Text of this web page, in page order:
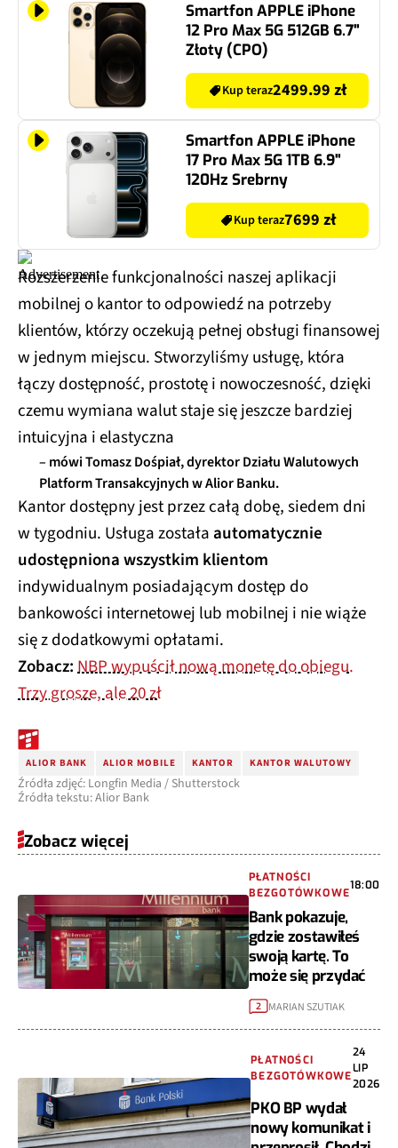
Smartfon APPLE iPhone
12 Pro Max 5G 512GB 6.7"
Złoty (CPO)
Kup teraz2499.99 zł
Smartfon APPLE iPhone
17 Pro Max 5G 1TB 6.9"
120Hz Srebrny
Kup teraz7699 zł
Rozszerzenie funkcjonalności naszej aplikacji
mobilnej o kantor to odpowiedź na potrzeby
klientów, którzy oczekują pełnej obsługi finansowej
w jednym miejscu. Stworzyliśmy usługę, która
łączy dostępność, prostotę i nowoczesność, dzięki
czemu wymiana walut staje się jeszcze bardziej
intuicyjna i elastyczna
– mówi Tomasz Dośpiał, dyrektor Działu Walutowych
Platform Transakcyjnych w Alior Banku.
Kantor dostępny jest przez całą dobę, siedem dni
w tygodniu. Usługa zostałaautomatycznie
udostępniona wszystkim klientom
indywidualnym posiadającym dostęp do
bankowości internetowej lub mobilnej i nie wiąże
się z dodatkowymi opłatami.
Zobacz:NBP wypuścił nową monetę do obiegu.
Trzy grosze, ale 20 zł
ALIOR BANK ALIOR MOBILE KANTOR KANTOR WALUTOWY
Źródła zdjęć: Longfin Media / Shutterstock
Źródła tekstu: Alior Bank
Zobacz więcej
PŁATNOŚCI
BEZGOTÓWKOWE
18:00
Bank pokazuje,
gdzie zostawiłeś
swoją kartę. To
może się przydać
2 MARIAN SZUTIAK
PŁATNOŚCI
BEZGOTÓWKOWE
24
LIP
2026
PKO BP wydał
nowy komunikat i